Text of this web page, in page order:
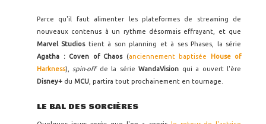
Parce qu'il faut alimenter les plateformes de streaming de
nouveaux contenus à un rythme désormais effrayant, et que
Marvel Studios tient à son planning et à ses Phases, la série
Agatha : Coven of Chaos (anciennement baptisée
House of
Harkness), spin-off de la sérieWandaVision qui a ouvert l'ère
Disney+ du MCU , partira tout prochainement en tournage.
LE BAL DES SORCIÈRES